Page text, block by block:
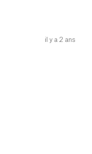
il y a 2 ans